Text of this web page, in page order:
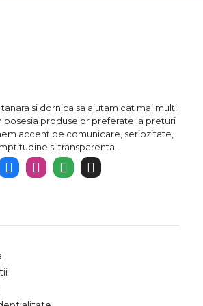
si dornica sa ajutam cat mai multi
posesia produselor preferate la preturi
accent pe comunicare, seriozitate,
si transparenta.